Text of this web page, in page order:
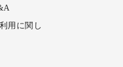
用に関し